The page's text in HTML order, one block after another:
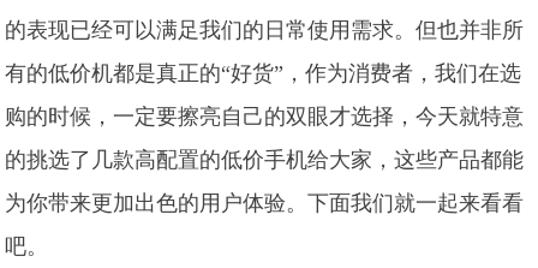
的表现已经可以满足我们的日常使用需求。但也并非所
有的低价机都是真正的“好货”，作为消费者，我们在选
购的时候，一定要擦亮自己的双眼才选择，今天就特意
的挑选了几款高配置的低价手机给大家，这些产品都能
为你带来更加出色的用户体验。下面我们就一起来看看
吧。